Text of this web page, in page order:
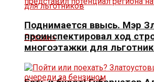
Поднимается ввысь. Мэр
проинспектировал ход
многоэтажки для